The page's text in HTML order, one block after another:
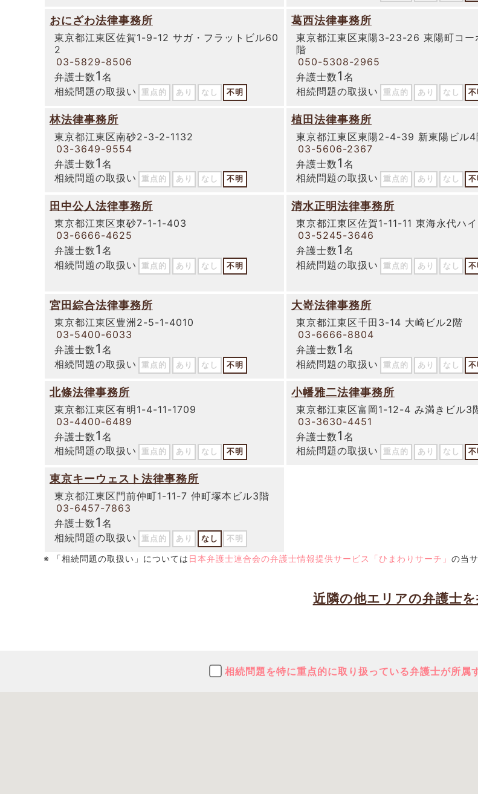
おにざわ法律事務所
東京都江東区佐賀1-9-12 サガ・フラットビル60
2
03-5829-8506
弁護士数1 名
相続問題の取扱い
重点的 あり なし 不明
葛西法律事務所
東京都江東区東陽3-23-26 東陽町コー
階
050-5308-2965
弁護士数1 名
相続問題の取扱い
重点的 あり なし 不
林法律事務所
東京都江東区南砂2-3-2-1132
03-3649-9554
弁護士数1 名
相続問題の取扱い
重点的 あり なし 不明
植田法律事務所
東京都江東区東陽2-4-39 新東陽ビル4
03-5606-2367
弁護士数1 名
相続問題の取扱い
重点的 あり なし 不
田中公人法律事務所
東京都江東区東砂7-1-1-403
03-6666-4625
弁護士数1 名
相続問題の取扱い
重点的 あり なし 不明
清水正明法律事務所
東京都江東区佐賀1-11-11 東海永代ハ
03-5245-3646
弁護士数1 名
相続問題の取扱い
重点的 あり なし 不
宮田綜合法律事務所
東京都江東区豊洲2-5-1-4010
03-5400-6033
弁護士数1 名
相続問題の取扱い
重点的 あり なし 不明
大嵜法律事務所
東京都江東区千田3-14 大崎ビル2階
03-6666-8804
弁護士数1 名
相続問題の取扱い
重点的 あり なし 不
北條法律事務所
東京都江東区有明1-4-11-1709
03-4400-6489
弁護士数1 名
相続問題の取扱い
重点的 あり なし 不明
小幡雅二法律事務所
東京都江東区富岡1-12-4 み満きビル3
03-3630-4451
弁護士数1 名
相続問題の取扱い
重点的 あり なし 不
東京キーウェスト法律事務所
東京都江東区門前仲町1-11-7 仲町塚本ビル3階
03-6457-7863
弁護士数1 名
相続問題の取扱い
重点的 あり なし 不明
※ 「相続問題の取扱い」については 日本弁護士連合会の弁護士情報提供サービス「ひまわりサーチ」 の当
近隣の他エリアの弁護士
相続問題を特に重点的に取り扱っている弁護士が所属